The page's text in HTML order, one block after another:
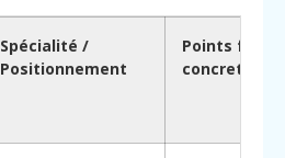
Spécialité /
Positionnement
Points forts
concrets